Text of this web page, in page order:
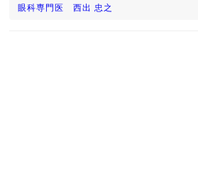
眼科専門医 西出 忠之